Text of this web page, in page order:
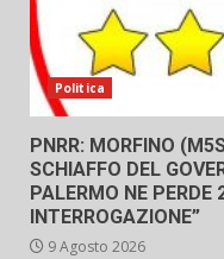
Politica
PNRR: MORFINO
SCHIAFFO DEL
PALERMO NE PERDE
INTERROGAZIONE”
9 Agosto 2026